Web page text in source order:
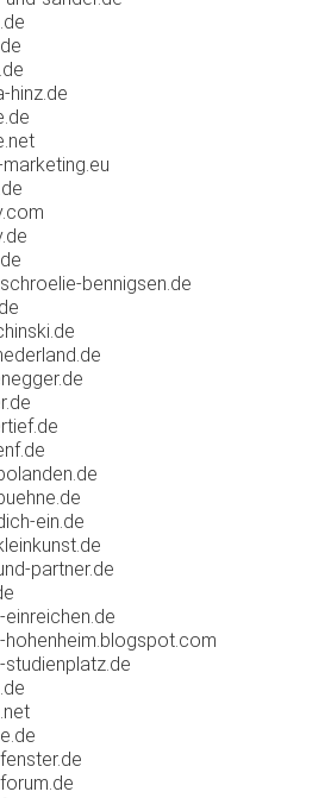
hinz.de
bennigsen.de
ein.de
partner.de
einreichen.de
hohenheim.blogspot.com
studienplatz.de